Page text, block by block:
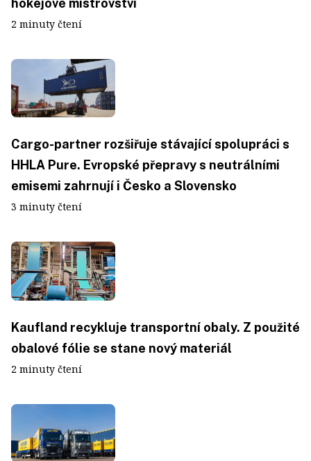
2 minuty čtení
Cargo-partner rozšiřuje stávající spolupráci s
HHLA Pure. Evropské přepravy s neutrálními
emisemi zahrnují i Česko a Slovensko
3 minuty čtení
Kaufland recykluje transportní obaly. Z použité
obalové fólie se stane nový materiál
2 minuty čtení